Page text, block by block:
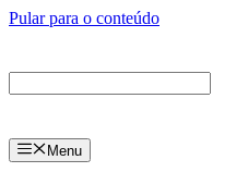
Pular para o conteúdo
Menu